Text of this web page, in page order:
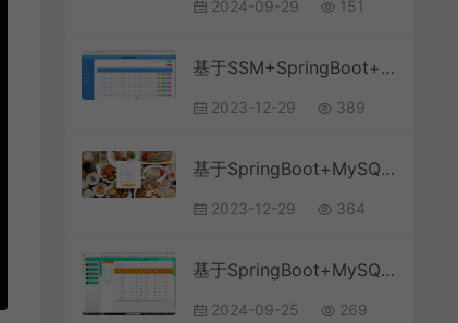
2024-09-29 151
基于SSM+SpringBoot+MySQL+Vue+ElementUI前后端分离的网络作业提交批改管理系统(附论文)
2023-12-29 389
基于SpringBoot+MySQL+Vue的网上点餐系统(附论文)
2023-12-29 364
基于SpringBoot+MySQL+Vue.js的高校奖助学金系统(附论文)
2024-09-25 269